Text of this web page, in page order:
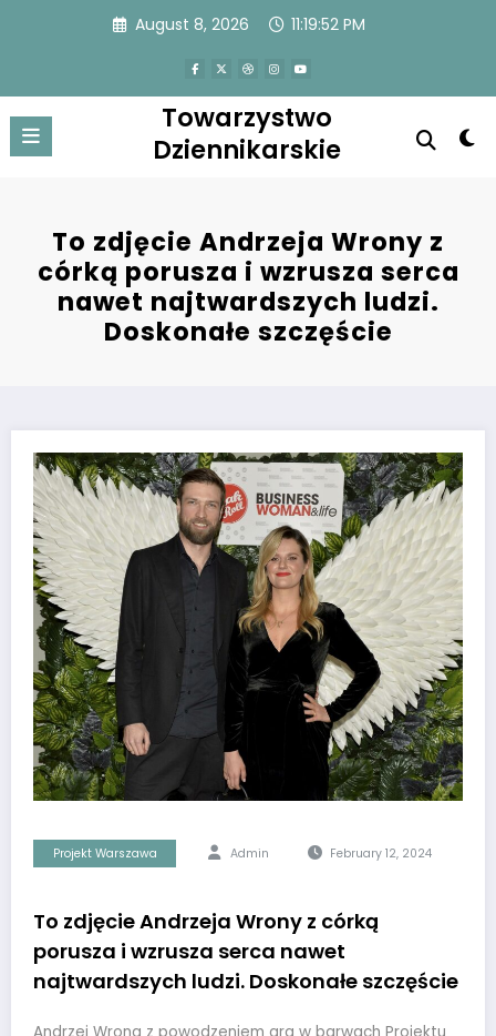
August 8, 2026 11:19:52 PM
Towarzystwo
Dziennikarskie
To zdjęcie Andrzeja Wrony z
córką porusza i wzrusza serca
nawet najtwardszych ludzi.
Doskonałe szczęście
Projekt Warszawa Admin February 12, 2024
To zdjęcie Andrzeja Wrony z córką
porusza i wzrusza serca nawet
najtwardszych ludzi. Doskonałe szczęście